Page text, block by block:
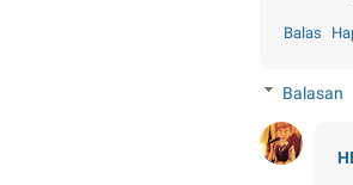
Balas
Balasan